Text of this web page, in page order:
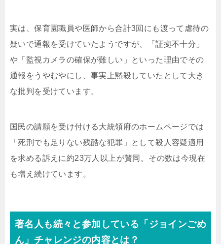
実は、保育園職員や医師から合計3回にも渡って虐待の
疑いで通報を受けていたようですが、「証拠不十分」
や「監視カメラの確保が難しい」といった理由でその
通報をうやむやにし、事実上黙殺していたとして大き
な批判を受けています。
国民の請願を受け付ける大統領府のホームページでは
「死刑でも足りない残酷な犯罪」として殺人容疑適用
を求める訴えに約23万人以上が賛同。その数は今現在
も増え続けています。
著名人も続々と参加している「ジョインごめ
ん」チャレンジの内容とは？